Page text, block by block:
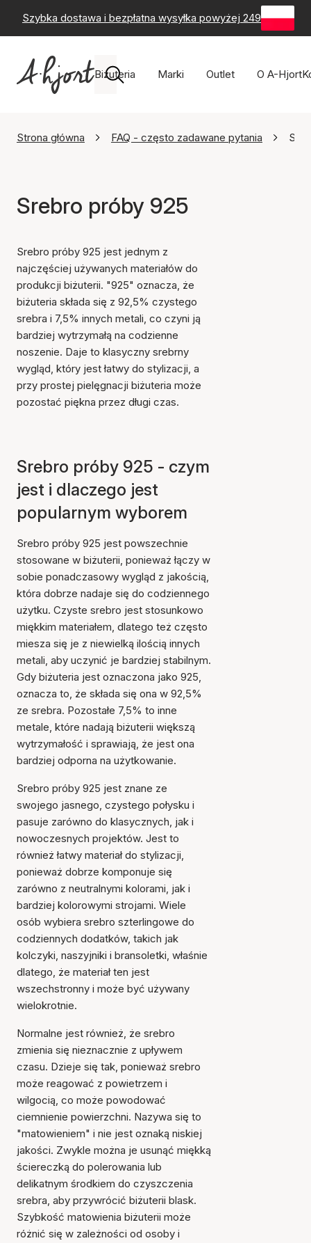
Szybka dostawa i bezpłatna wysyłka powyżej 249 zł -
Biżuteria Marki Outlet O A-Hjort
Strona główna FAQ - często zadawane pytania
Srebro próby 925
Srebro próby 925 jest jednym z
najczęściej używanych materiałów do
produkcji biżuterii. "925" oznacza, że
biżuteria składa się z 92,5% czystego
srebra i 7,5% innych metali, co czyni ją
bardziej wytrzymałą na codzienne
noszenie. Daje to klasyczny srebrny
wygląd, który jest łatwy do stylizacji, a
przy prostej pielęgnacji biżuteria może
pozostać piękna przez długi czas.
Srebro próby 925 - czym
jest i dlaczego jest
popularnym wyborem
Srebro próby 925 jest powszechnie
stosowane w biżuterii, ponieważ łączy w
sobie ponadczasowy wygląd z jakością,
która dobrze nadaje się do codziennego
użytku. Czyste srebro jest stosunkowo
miękkim materiałem, dlatego też często
miesza się je z niewielką ilością innych
metali, aby uczynić je bardziej stabilnym.
Gdy biżuteria jest oznaczona jako 925,
oznacza to, że składa się ona w 92,5%
ze srebra. Pozostałe 7,5% to inne
metale, które nadają biżuterii większą
wytrzymałość i sprawiają, że jest ona
bardziej odporna na użytkowanie.
Srebro próby 925 jest znane ze
swojego jasnego, czystego połysku i
pasuje zarówno do klasycznych, jak i
nowoczesnych projektów. Jest to
również łatwy materiał do stylizacji,
ponieważ dobrze komponuje się
zarówno z neutralnymi kolorami, jak i
bardziej kolorowymi strojami. Wiele
osób wybiera srebro szterlingowe do
codziennych dodatków, takich jak
kolczyki, naszyjniki i bransoletki, właśnie
dlatego, że materiał ten jest
wszechstronny i może być używany
wielokrotnie.
Normalne jest również, że srebro
zmienia się nieznacznie z upływem
czasu. Dzieje się tak, ponieważ srebro
może reagować z powietrzem i
wilgocią, co może powodować
ciemnienie powierzchni. Nazywa się to
"matowieniem" i nie jest oznaką niskiej
jakości. Zwykle można je usunąć miękką
ściereczką do polerowania lub
delikatnym środkiem do czyszczenia
srebra, aby przywrócić biżuterii blask.
Szybkość matowienia biżuterii może
różnić się w zależności od osoby i